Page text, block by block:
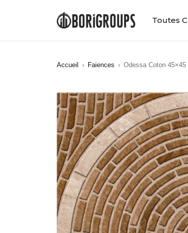
Toutes
Accueil › Faiences › Odessa Coton 45×45